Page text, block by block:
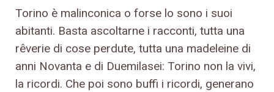
Torino è malinconica o forse lo sono i suoi
abitanti. Basta ascoltarne i racconti, tutta una
rêverie di cose perdute, tutta una madeleine di
anni Novanta e di Duemilasei: Torino non la vivi,
la ricordi. Che poi sono buffi i ricordi, generano